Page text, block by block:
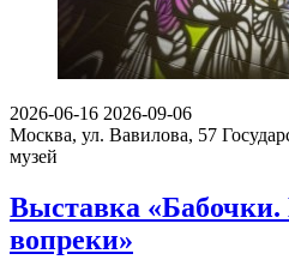
2026-06-16 2026-09-06
Москва, ул. Вавилова, 57
музей
Выставка
вопреки»